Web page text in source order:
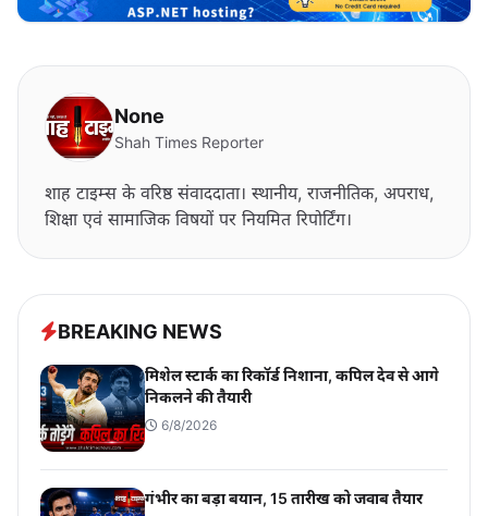
None
Shah Times Reporter
शाह टाइम्स के वरिष्ठ संवाददाता। स्थानीय, राजनीतिक, अपराध,
शिक्षा एवं सामाजिक विषयों पर नियमित रिपोर्टिंग।
BREAKING NEWS
मिशेल स्टार्क का रिकॉर्ड निशाना, कपिल देव से आगे
निकलने की तैयारी
6/8/2026
गंभीर का बड़ा बयान, 15 तारीख को जवाब तैयार